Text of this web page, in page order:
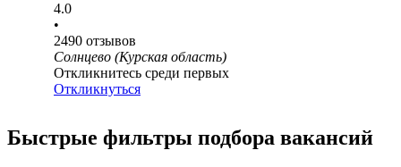
4.0
•
2490 отзывов
Солнцево (Курская область)
Откликнитесь среди первых
Откликнуться
Быстрые фильтры подбора вакансий